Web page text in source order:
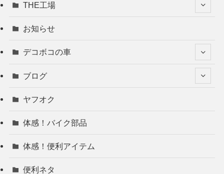
THE工場
お知らせ
デコボコの車
ブログ
ヤフオク
体感！バイク部品
体感！便利アイテム
便利ネタ